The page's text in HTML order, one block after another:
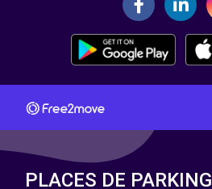
PLACES DE PARKING